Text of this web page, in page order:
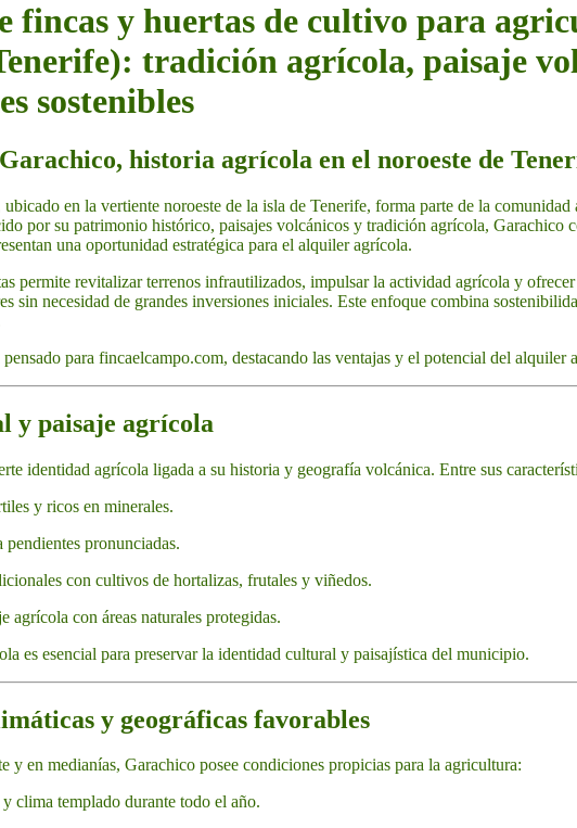
fincas y huertas de cultivo para
tradición agrícola, paisaje
sostenibles
historia agrícola en el noroeste de
en la vertiente noroeste de la isla de Tenerife, forma parte de la comunidad
por su patrimonio histórico, paisajes volcánicos y tradición agrícola, Garachico
una oportunidad estratégica para el alquiler agrícola.
permite revitalizar terrenos infrautilizados, impulsar la actividad agrícola y ofrecer
sin necesidad de grandes inversiones iniciales. Este enfoque combina
para fincaelcampo.com, destacando las ventajas y el potencial del alquiler
y paisaje agrícola
identidad agrícola ligada a su historia y geografía volcánica. Entre sus
y ricos en minerales.
pendientes pronunciadas.
con cultivos de hortalizas, frutales y viñedos.
agrícola con áreas naturales protegidas.
es esencial para preservar la identidad cultural y paisajística del municipio.
y geográficas favorables
y en medianías, Garachico posee condiciones propicias para la agricultura:
y clima templado durante todo el año.